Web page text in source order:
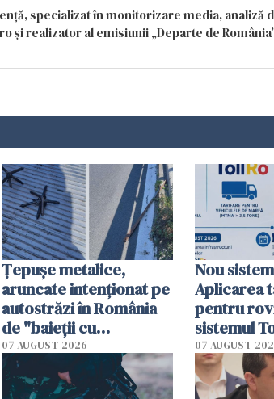
specializat în monitorizare media,
și realizator al emisiunii „Departe de
Țepușe metalice,
aruncate intenționat pe
autostrăzi în România
de "baieții cu
platforme": "Mi-au
cerut 1200 lei să mă
tracteze"
07 AUGUST 2026
Nou
Aplicarea
pentru
sistemul
începe la
07 AUGUST